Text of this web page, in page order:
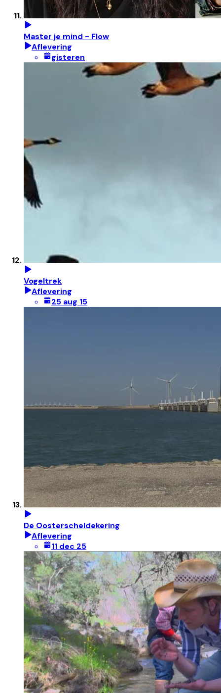
Master je mind - Flow
Aflevering
gisteren
Vogeltrek
Aflevering
25 aug 15
De Oosterscheldekering
Aflevering
11 dec 25